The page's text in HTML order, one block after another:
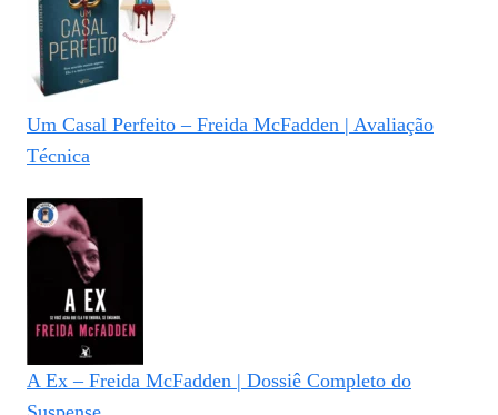
Um Casal Perfeito – Freida McFadden | Avaliação
Técnica
A Ex – Freida McFadden | Dossiê Completo do